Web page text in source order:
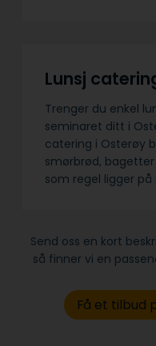
Lunsj
Trenger du enkel
seminaret ditt i
catering i Osterøy
smørbrød,
som regel ligger
Send oss en kort
så finner vi en
Få et tilbud